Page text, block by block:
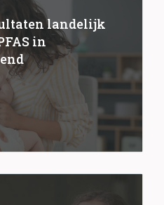
landelijk
in